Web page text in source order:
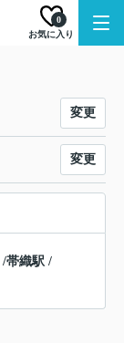
お気に入り
0
変更
変更
/帯織駅 /